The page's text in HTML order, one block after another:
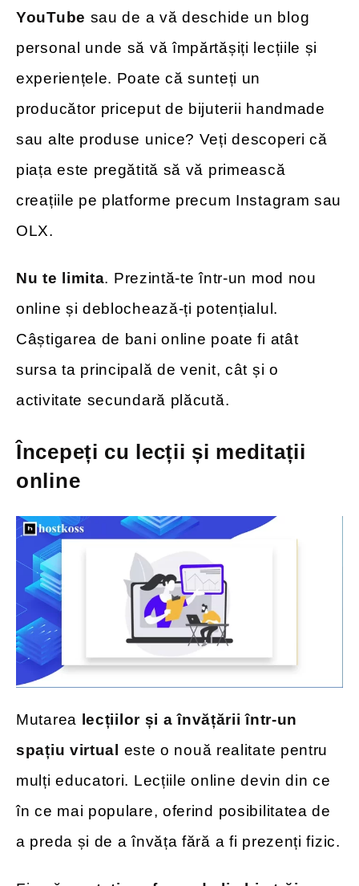
YouTube sau de a vă deschide un blog
personal unde să vă împărtășiți lecțiile și
experiențele. Poate că sunteți un
producător priceput de bijuterii handmade
sau alte produse unice? Veți descoperi că
piața este pregătită să vă primească
creațiile pe platforme precum Instagram sau
OLX.
Nu te limita. Prezintă-te într-un mod nou
online și deblochează-ți potențialul.
Câștigarea de bani online poate fi atât
sursa ta principală de venit, cât și o
activitate secundară plăcută.
Începeți cu lecții și meditații
online
Mutarea
lecțiilor și a învățării într-un
spațiu virtual
este o nouă realitate pentru
mulți educatori. Lecțiile online devin din ce
în ce mai populare, oferind posibilitatea de
a preda și de a învăța fără a fi prezenți fizic.